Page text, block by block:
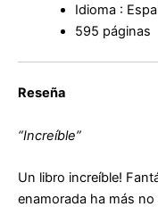
Idioma :
595 páginas
Reseña
“Increíble”
Un libro increíble!
enamorada ha más